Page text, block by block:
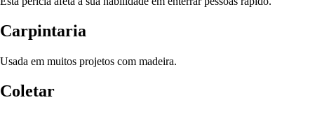
Carpintaria
Usada em muitos projetos com madeira.
Coletar